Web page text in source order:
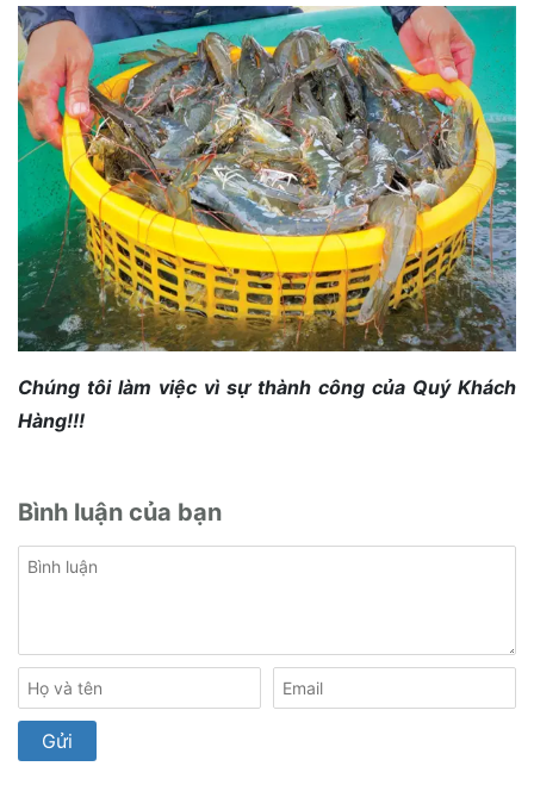
Chúng tôi làm việc vì sự thành công của Quý Khách
Hàng!!!
Bình luận của bạn